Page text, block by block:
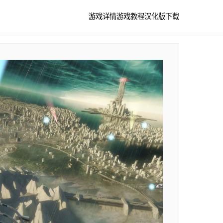
游戏详情游戏教程汉化版下载